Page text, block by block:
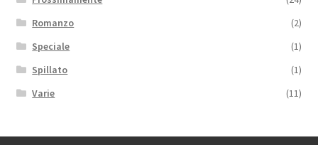
Romanzo
(2)
Speciale
(1)
Spillato
(1)
Varie
(11)